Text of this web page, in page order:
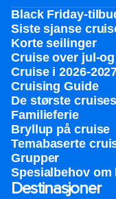
Black Friday-
Siste sjanse
Korte seilinger
Cruise over jul-
Cruise i 2026-
Cruising Guide
De største
Familieferie
Bryllup på cruise
Temabaserte
Grupper
Spesialbehov om
Destinasjoner